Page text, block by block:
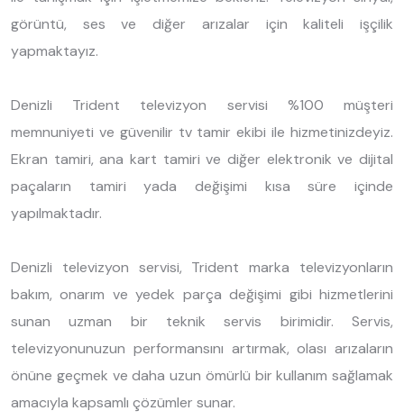
görüntü, ses ve diğer arızalar için kaliteli işçilik
yapmaktayız.
Denizli Trident televizyon servisi %100 müşteri
memnuniyeti ve güvenilir tv tamir ekibi ile hizmetinizdeyiz.
Ekran tamiri, ana kart tamiri ve diğer elektronik ve dijital
paçaların tamiri yada değişimi kısa süre içinde
yapılmaktadır.
Denizli televizyon servisi, Trident marka televizyonların
bakım, onarım ve yedek parça değişimi gibi hizmetlerini
sunan uzman bir teknik servis birimidir. Servis,
televizyonunuzun performansını artırmak, olası arızaların
önüne geçmek ve daha uzun ömürlü bir kullanım sağlamak
amacıyla kapsamlı çözümler sunar.